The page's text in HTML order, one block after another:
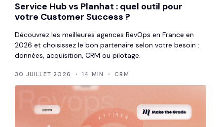
Service Hub vs Planhat : quel outil pour
votre Customer Success ?
Découvrez les meilleures agences RevOps en France en
2026 et choisissez le bon partenaire selon votre besoin :
données, acquisition, CRM ou pilotage.
30 JUILLET 2026 14 MIN CRM